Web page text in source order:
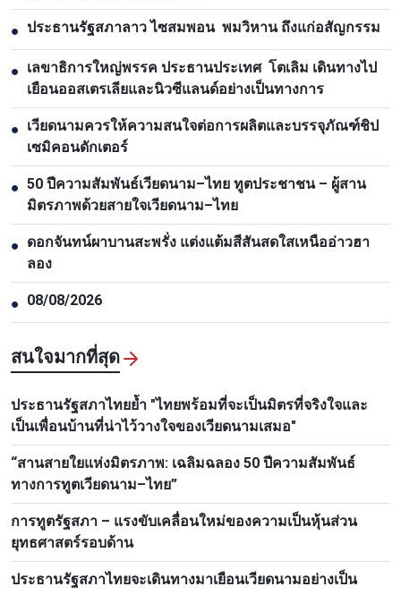
● ประธานรัฐสภาลาว ไซสมพอน พมวิหาน ถึงแก่อสัญกรรม
● เลขาธิการใหญ่พรรค ประธานประเทศ โตเลิม เดินทางไป
เยือนออสเตรเลียและนิวซีแลนด์อย่างเป็นทางการ
● เวียดนามควรให้ความสนใจต่อการผลิตและบรรจุภัณฑ์ชิป
เซมิคอนดักเตอร์
● 50 ปีความสัมพันธ์เวียดนาม–ไทย ทูตประชาชน – ผู้สาน
มิตรภาพด้วยสายใจเวียดนาม–ไทย
● ดอกจันทน์ผาบานสะพรั่ง แต่งแต้มสีสันสดใสเหนืออ่าวฮา
ลอง
● 08/08/2026
สนใจมากที่สุด
ประธานรัฐสภาไทยย้ำ "ไทยพร้อมที่จะเป็นมิตรที่จริงใจและ
เป็นเพื่อนบ้านที่น่าไว้วางใจของเวียดนามเสมอ"
“สานสายใยแห่งมิตรภาพ: เฉลิมฉลอง 50 ปีความสัมพันธ์
ทางการทูตเวียดนาม–ไทย”
การทูตรัฐสภา – แรงขับเคลื่อนใหม่ของความเป็นหุ้นส่วน
ยุทธศาสตร์รอบด้าน
ประธานรัฐสภาไทยจะเดินทางมาเยือนเวียดนามอย่างเป็น